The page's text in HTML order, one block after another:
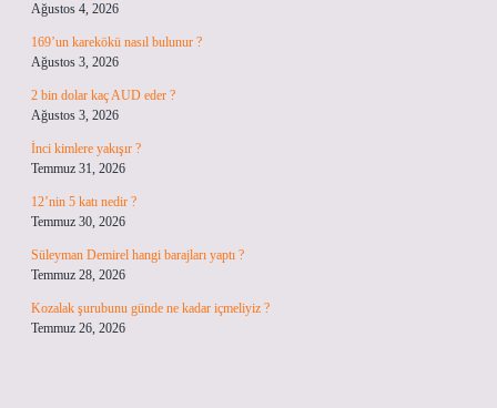
Ağustos 4, 2026
169’un karekökü nasıl bulunur ?
Ağustos 3, 2026
2 bin dolar kaç AUD eder ?
Ağustos 3, 2026
İnci kimlere yakışır ?
Temmuz 31, 2026
12’nin 5 katı nedir ?
Temmuz 30, 2026
Süleyman Demirel hangi barajları yaptı ?
Temmuz 28, 2026
Kozalak şurubunu günde ne kadar içmeliyiz ?
Temmuz 26, 2026